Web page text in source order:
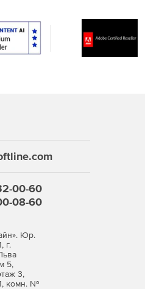
00-60
08-60
Юр.
г.
5,
3,
комн. №